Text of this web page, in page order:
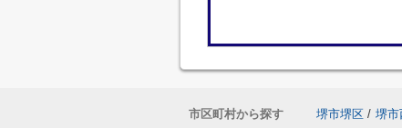
市区町村から探す 堺市堺区 / 堺市